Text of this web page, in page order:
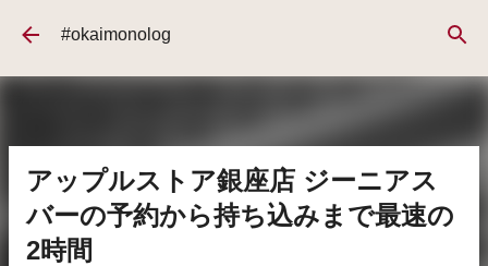
スキップしてメイン コンテンツに移動
#okaimonolog
アップルストア銀座店 ジーニアス
バーの予約から持ち込みまで最速の
2時間